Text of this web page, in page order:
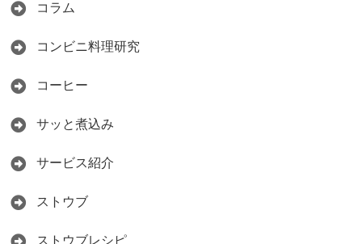
コラム
コンビニ料理研究
コーヒー
サッと煮込み
サービス紹介
ストウブ
ストウブレシピ